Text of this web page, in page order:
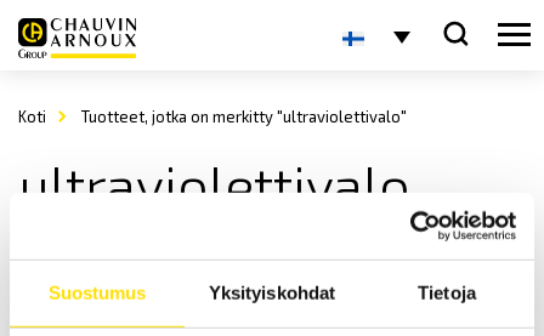
Suostumus Yksityiskohdat Tietoja
Koti Tuotteet, jotka on merkitty "ultraviolettivalo"
ultraviolettivalo